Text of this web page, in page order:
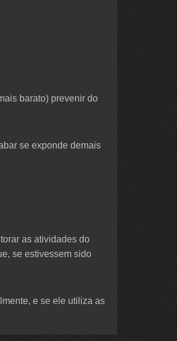
barato) prevenir do
se exponde demais
as atividades do
se estivessem sido
e se ele utiliza as